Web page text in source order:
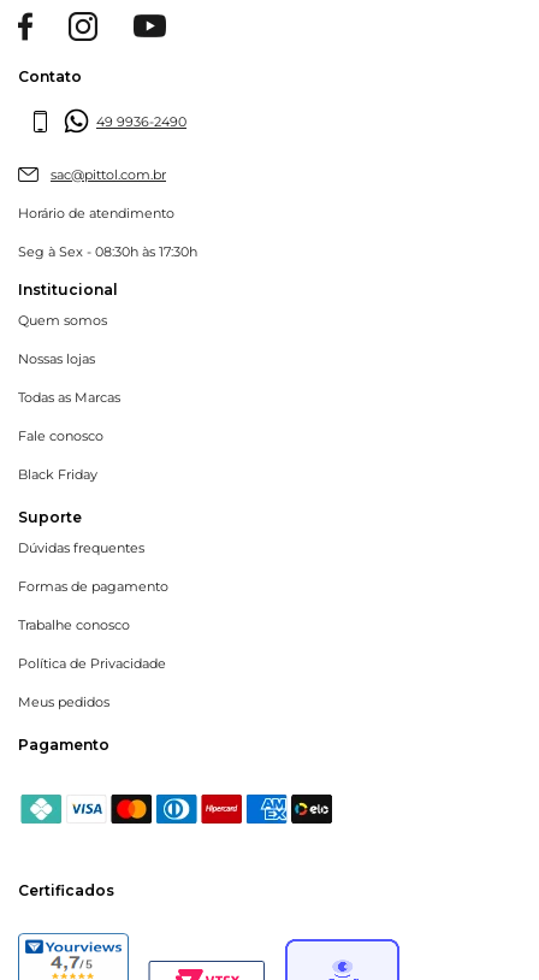
Contato
49 9936-2490
sac@pittol.com.br
Horário de atendimento
Seg à Sex - 08:30h às 17:30h
Institucional
Quem somos
Nossas lojas
Todas as Marcas
Fale conosco
Black Friday
Suporte
Dúvidas frequentes
Formas de pagamento
Trabalhe conosco
Política de Privacidade
Meus pedidos
Pagamento
Certificados